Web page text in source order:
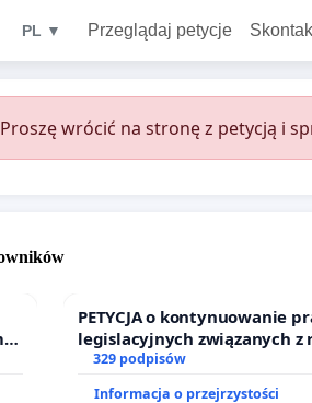
PL ▼ Przeglądaj petycje
wrócić na stronę z petycją i
PETYCJA o kontynuowanie
legislacyjnych związanych z
prawa rodzinnego
329 podpisów
Informacja o przejrzystości